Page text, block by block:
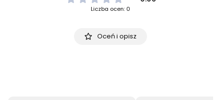
Liczba ocen: 0
Oceń i opisz